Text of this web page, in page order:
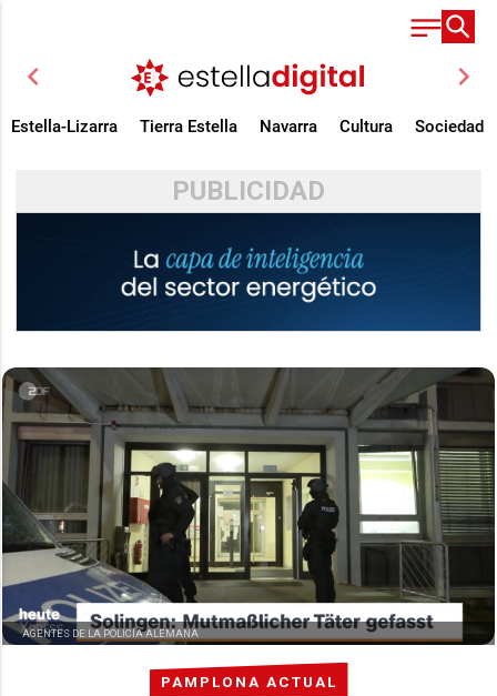
chevron_left chevron_right
Estella-Lizarra Tierra Estella Navarra Cultura Sociedad
PUBLICIDAD
PAMPLONA ACTUAL
AGENTES DE LA POLICÍA ALEMANA